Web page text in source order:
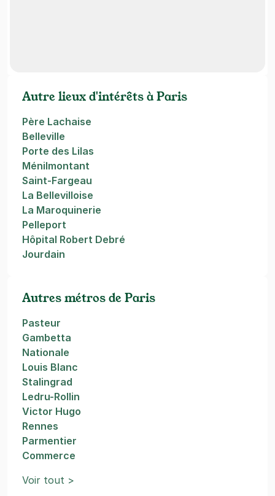
Autre lieux d'intérêts à Paris
Père Lachaise
Belleville
Porte des Lilas
Ménilmontant
Saint-Fargeau
La Bellevilloise
La Maroquinerie
Pelleport
Hôpital Robert Debré
Jourdain
Autres métros de Paris
Pasteur
Gambetta
Nationale
Louis Blanc
Stalingrad
Ledru-Rollin
Victor Hugo
Rennes
Parmentier
Commerce
Voir tout >